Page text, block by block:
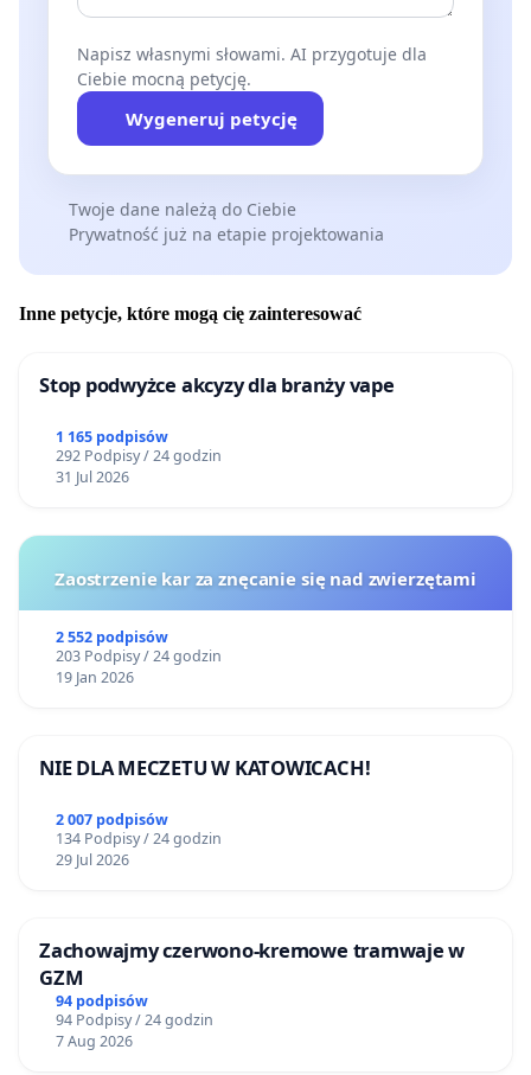
Napisz własnymi słowami. AI przygotuje dla
Ciebie mocną petycję.
Wygeneruj petycję
Twoje dane należą do Ciebie
Prywatność już na etapie projektowania
Inne petycje, które mogą cię zainteresować
Stop podwyżce akcyzy dla branży vape
1 165 podpisów
292 Podpisy / 24 godzin
31 Jul 2026
Zaostrzenie kar za znęcanie się nad zwierzętami
2 552 podpisów
203 Podpisy / 24 godzin
19 Jan 2026
NIE DLA MECZETU W KATOWICACH!
2 007 podpisów
134 Podpisy / 24 godzin
29 Jul 2026
Zachowajmy czerwono-kremowe tramwaje w
GZM
94 podpisów
94 Podpisy / 24 godzin
7 Aug 2026